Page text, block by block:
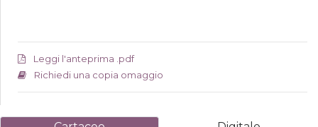
Leggi l'anteprima .pdf
Richiedi una copia omaggio